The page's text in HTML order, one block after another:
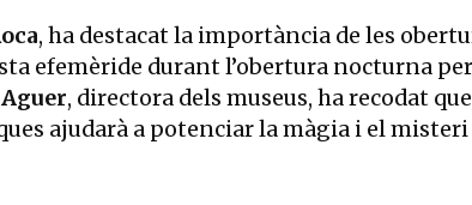
, ha destacat la importància de les
efemèride durant l’obertura nocturna
, directora dels museus, ha recodat
ajudarà a potenciar la màgia i el